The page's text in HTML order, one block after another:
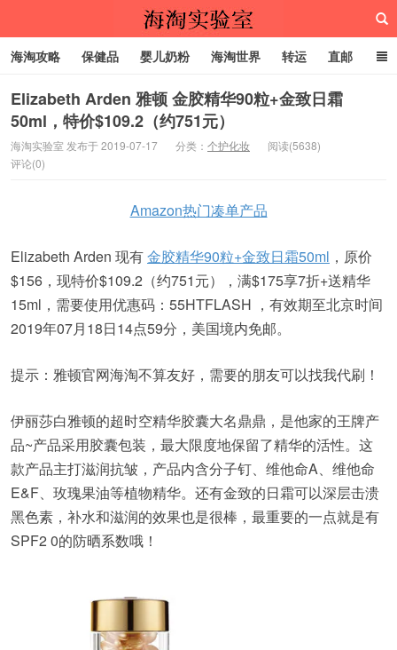
海淘实验室
海淘攻略 保健品 婴儿奶粉 海淘世界 转运 直邮
代购服务
Elizabeth Arden 雅顿 金胶精华90粒+金致日霜
50ml，特价$109.2（约751元）
海淘实验室 发布于 2019-07-17 分类： 个护化妆
阅读(5638)
评论(0)
Amazon热门凑单产品
Elizabeth Arden 现有金胶精华90粒+金致日霜50ml ，原价
$156，现特价$109.2（约751元），满$175享7折+送精华
15ml，需要使用优惠码：55HTFLASH ，有效期至北京时间
2019年07月18日14点59分，美国境内免邮。
提示：雅顿官网海淘不算友好，需要的朋友可以找我代刷！
伊丽莎白雅顿的超时空精华胶囊大名鼎鼎，是他家的王牌产
品~产品采用胶囊包装，最大限度地保留了精华的活性。这
款产品主打滋润抗皱，产品内含分子钉、维他命A、维他命
E&F、玫瑰果油等植物精华。还有金致的日霜可以深层击溃
黑色素，补水和滋润的效果也是很棒，最重要的一点就是有
SPF2 0的防晒系数哦！